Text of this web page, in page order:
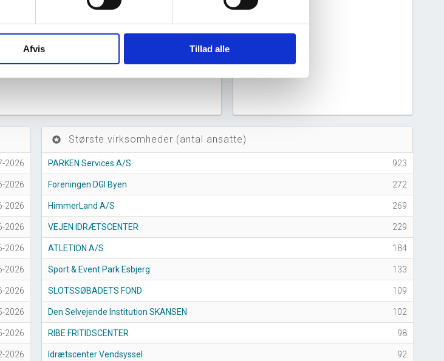
Afvis Tillad alle
2020 2021 2022 2023 2024 2025 2026
2026
2026
2026
2026
2026
2026
2026
2026
2026
2026
stars Største virksomheder (antal ansatte)
PARKEN Services A/S 923
Foreningen DGI Byen 272
HimmerLand A/S 269
VEJEN IDRÆTSCENTER 229
ATLETION A/S 184
Sport & Event Park Esbjerg 133
SLOTSSØBADETS FOND 109
Den Selvejende Institution SKANSEN 102
RIBE FRITIDSCENTER 98
Idrætscenter Vendsyssel 92